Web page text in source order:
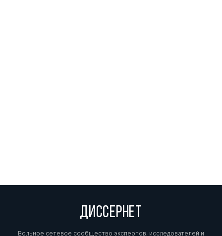
ДИССЕРНЕТ
Вольное сетевое сообщество экспертов, исследователей и